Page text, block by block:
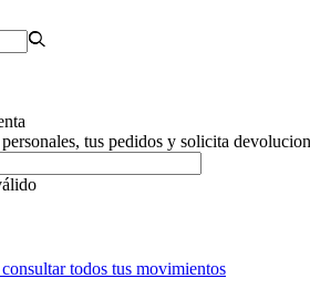
tus pedidos y solicita
todos tus movimientos